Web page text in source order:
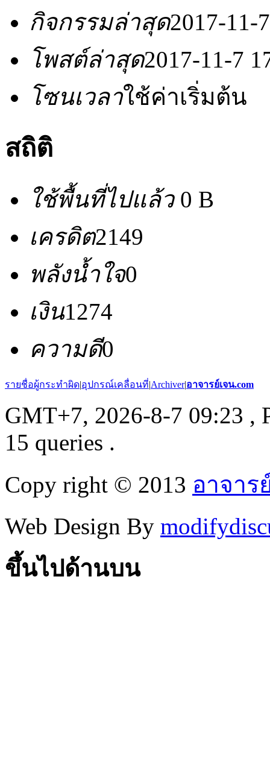
กิจกรรมล่าสุด2017-11-
โพสต์ล่าสุด2017-11-7
โซนเวลาใช้ค่าเริ่มต้น
สถิติ
ใช้พื้นที่ไปแล้ว0 B
เครดิต2149
พลังน้ำใจ0
เงิน1274
ความดี0
รายชื่อผู้กระทำผิด|อุปกรณ์เคลื่อนที่|Archiver|อาจารย์เจน.com
GMT+7, 2026-8-7 09:23 ,
15 queries .
Copy right © 2013 อาจาร
Web Design By
ขึ้นไปด้านบน